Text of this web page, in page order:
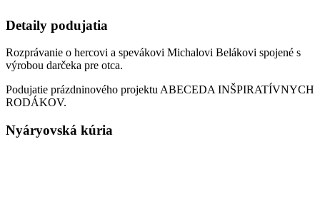
Detaily podujatia
Rozprávanie o hercovi a spevákovi Michalovi Belákovi spojené s
výrobou darčeka pre otca.
Podujatie prázdninového projektu ABECEDA INŠPIRATÍVNYCH
RODÁKOV.
Nyáryovská kúria